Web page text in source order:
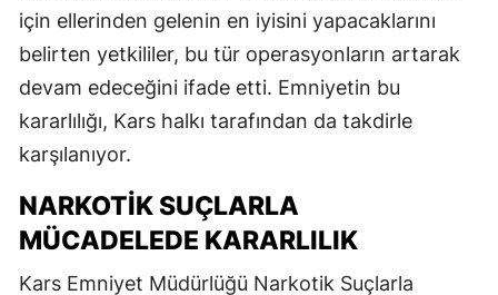
için ellerinden gelenin en iyisini yapacaklarını
belirten yetkililer, bu tür operasyonların artarak
devam edeceğini ifade etti. Emniyetin bu
kararlılığı, Kars halkı tarafından da takdirle
karşılanıyor.
NARKOTIK SUÇLARLA
MÜCADELEDE KARARLILIK
Kars Emniyet Müdürlüğü Narkotik Suçlarla